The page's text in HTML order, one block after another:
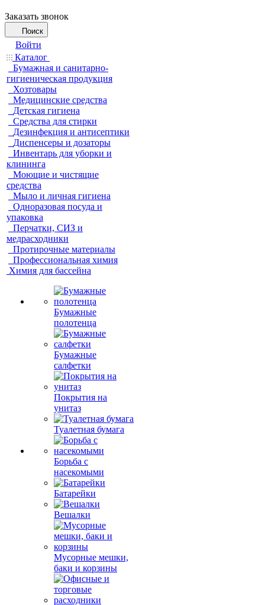
Заказать звонок
Поиск
Войти
Каталог
Бумажная и санитарно-
гигиеническая продукция
Хозтовары
Медицинские средства
Детская гигиена
Средства для стирки
Дезинфекция и антисептики
Диспенсеры и дозаторы
Инвентарь для уборки и
клининга
Моющие и чистящие
средства
Мыло и личная гигиена
Одноразовая посуда и
упаковка
Перчатки, СИЗ и
медрасходники
Протирочные материалы
Профессиональная химия
Химия для бассейна
Бумажные
полотенца
Бумажные
салфетки
Покрытия на
унитаз
Туалетная бумага
Борьба с
насекомыми
Батарейки
Вешалки
Мусорные мешки,
баки и корзины